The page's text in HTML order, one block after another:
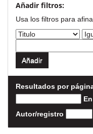
Añadir filtros:
Usa los filtros para
Resultados por
Autor/registro